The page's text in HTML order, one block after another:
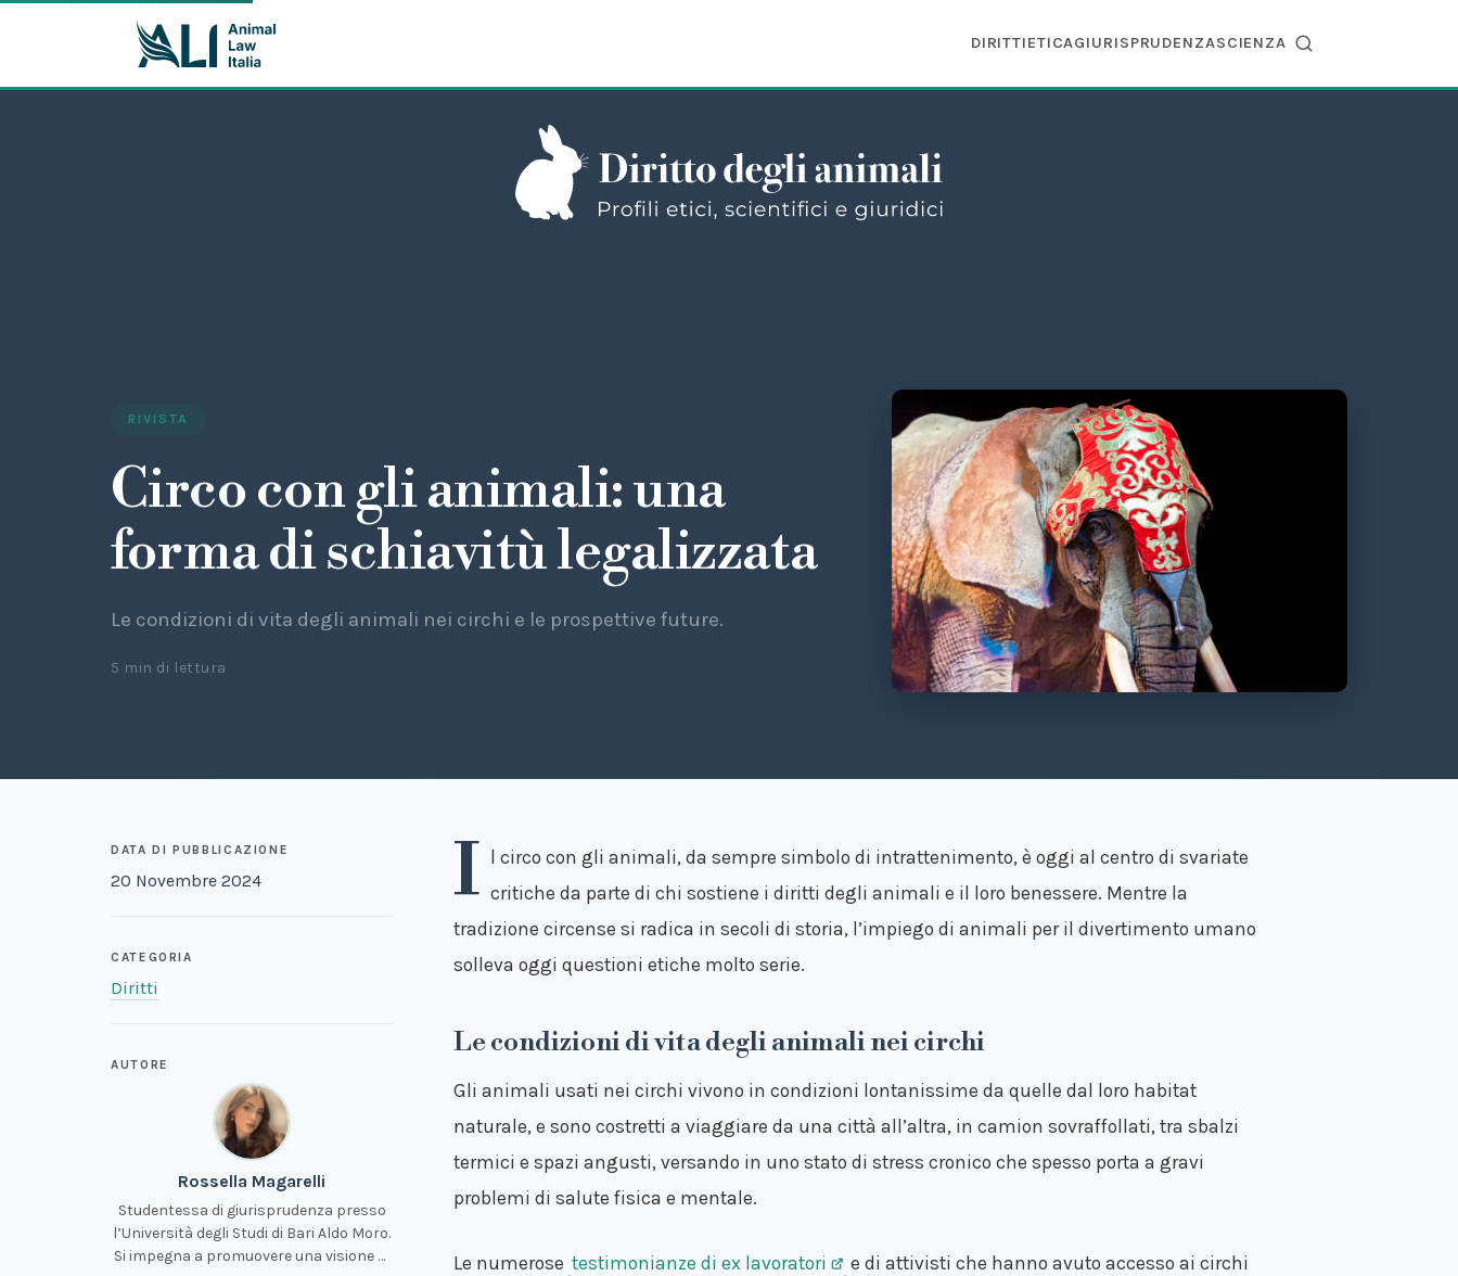
DIRITTIETICAGIURISPRUDENZASCIENZA
RIVISTA
Circo con gli animali: una
forma di schiavitù legalizzata
Le condizioni di vita degli animali nei circhi e le prospettive future.
5 min di lettura
DATA DI PUBBLICAZIONE
20 Novembre 2024
CATEGORIA
Diritti
AUTORE
Rossella Magarelli
Studentessa di giurisprudenza presso
l’Università degli Studi di Bari Aldo Moro.
Si impegna a promuovere una visione di
I
l circo con gli animali, da sempre simbolo di intrattenimento, è oggi al centro di svariate
critiche da parte di chi sostiene i diritti degli animali e il loro benessere. Mentre la
tradizione circense si radica in secoli di storia, l’impiego di animali per il divertimento umano
solleva oggi questioni etiche molto serie.
Le condizioni di vita degli animali nei circhi
Gli animali usati nei circhi vivono in condizioni lontanissime da quelle dal loro habitat
naturale, e sono costretti a viaggiare da una città all’altra, in camion sovraffollati, tra sbalzi
termici e spazi angusti, versando in uno stato di stress cronico che spesso porta a gravi
problemi di salute fisica e mentale.
Le numerose testimonianze di ex lavoratori
e di attivisti che hanno avuto accesso ai circhi